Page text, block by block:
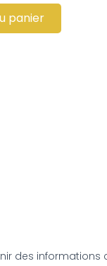
panier
des